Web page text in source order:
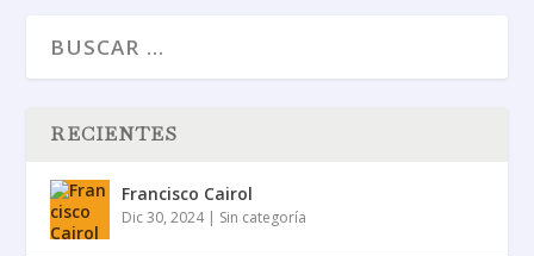
RECIENTES
Francisco Cairol
Dic 30, 2024| Sin categoría